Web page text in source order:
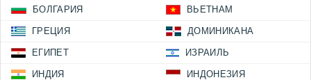
БОЛГАРИЯ ВЬЕТНАМ
ГРЕЦИЯ ДОМИНИКАНА
ЕГИПЕТ ИЗРАИЛЬ
ИНДИЯ ИНДОНЕЗИЯ